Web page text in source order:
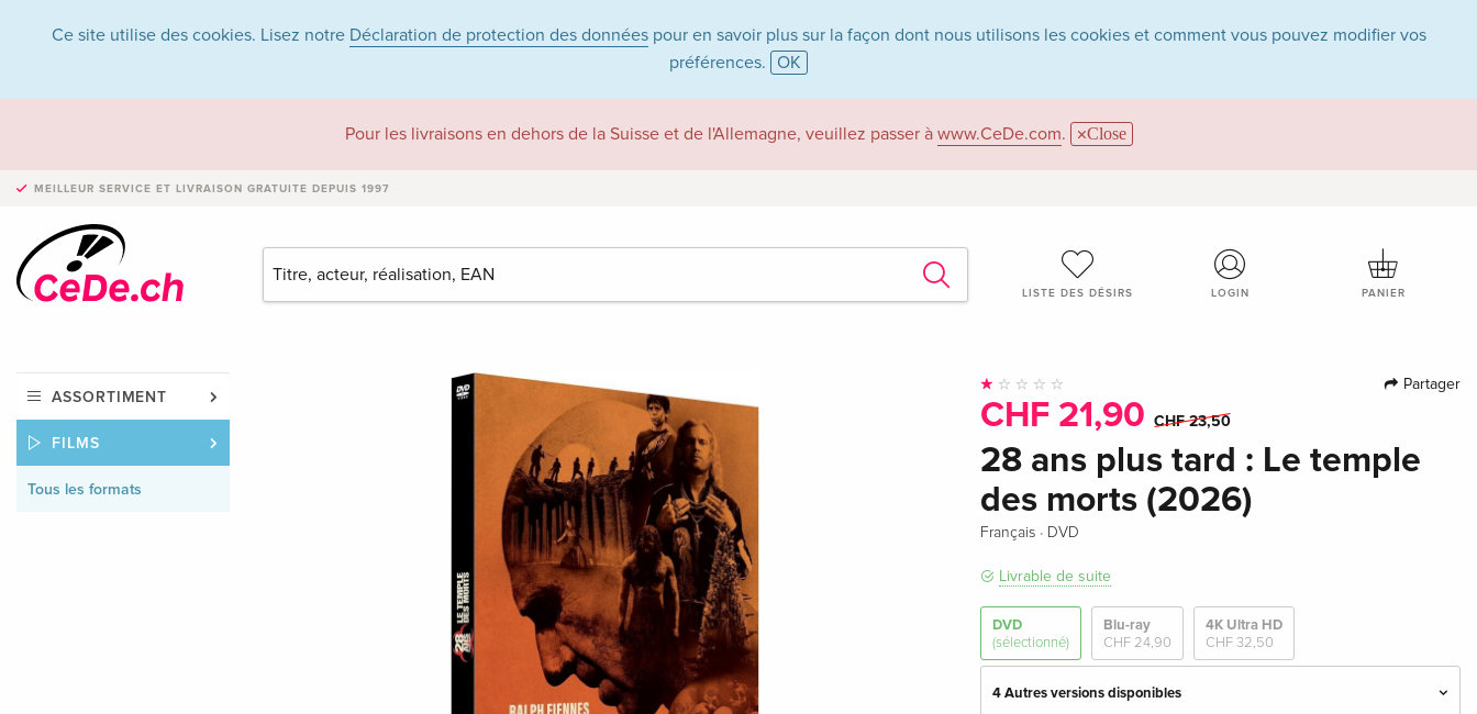
Ce site utilise des cookies. Lisez notre Déclaration de protection des donnéespour en savoir plus sur la façon dont nous utilisons les cookies et comment vous pouvez modifier vos
préférences. OK
Pour les livraisons en dehors de la Suisse et de l'Allemagne, veuillez passer à www.CeDe.com. Close
MEILLEUR SERVICE ET LIVRAISON GRATUITE DEPUIS 1997
LISTE DES DÉSIRS LOGIN PANIER
ASSORTIMENT
FILMS
Tous les formats
Partager
CHF 21,90 CHF 23,50
28 ans plus tard : Le temple
des morts (2026)
Français · DVD
Livrable de suite
DVD
(sélectionné)
Blu-ray
CHF 24,90
4K Ultra HD
CHF 32,50
4 Autres versions disponibles